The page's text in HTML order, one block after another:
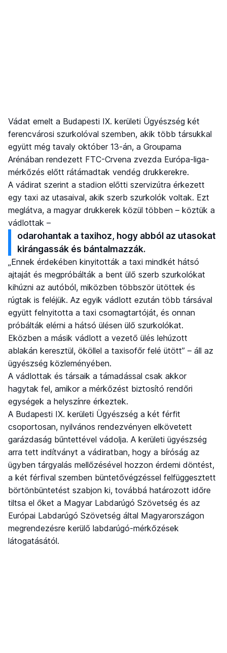
Vádat emelt a Budapesti IX. kerületi Ügyészség két
ferencvárosi szurkolóval szemben, akik több társukkal
együtt még tavaly október 13-án, a Groupama
Arénában rendezett FTC-Crvena zvezda Európa-liga-
mérkőzés előtt rátámadtak vendég drukkerekre.
A vádirat szerint a stadion előtti szervizútra érkezett
egy taxi az utasaival, akik szerb szurkolók voltak. Ezt
meglátva, a magyar drukkerek közül többen – köztük a
vádlottak –
odarohantak a taxihoz, hogy abból az utasokat
kirángassák és bántalmazzák.
„Ennek érdekében kinyitották a taxi mindkét hátsó
ajtaját és megpróbálták a bent ülő szerb szurkolókat
kihúzni az autóból, miközben többször ütöttek és
rúgtak is feléjük. Az egyik vádlott ezután több társával
együtt felnyitotta a taxi csomagtartóját, és onnan
próbálták elérni a hátsó ülésen ülő szurkolókat.
Eközben a másik vádlott a vezető ülés lehúzott
ablakán keresztül, ököllel a taxisofőr felé ütött” – áll az
ügyészség közleményében.
A vádlottak és társaik a támadással csak akkor
hagytak fel, amikor a mérkőzést biztosító rendőri
egységek a helyszínre érkeztek.
A Budapesti IX. kerületi Ügyészség a két férfit
csoportosan, nyilvános rendezvényen elkövetett
garázdaság bűntettével vádolja. A kerületi ügyészség
arra tett indítványt a vádiratban, hogy a bíróság az
ügyben tárgyalás mellőzésével hozzon érdemi döntést,
a két férfival szemben büntetővégzéssel felfüggesztett
börtönbüntetést szabjon ki, továbbá határozott időre
tiltsa el őket a Magyar Labdarúgó Szövetség és az
Európai Labdarúgó Szövetség által Magyarországon
megrendezésre kerülő labdarúgó-mérkőzések
látogatásától.